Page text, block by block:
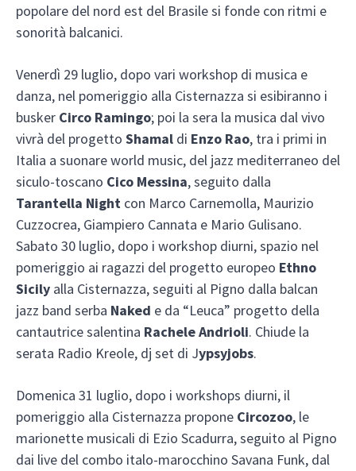
popolare del nord est del Brasile si fonde con ritmi e
sonorità balcanici.
Venerdì 29 luglio, dopo vari workshop di musica e
danza, nel pomeriggio alla Cisternazza si esibiranno i
busker Circo Ramingo; poi la sera la musica dal vivo
vivrà del progetto Shamal di Enzo Rao, tra i primi in
Italia a suonare world music, del jazz mediterraneo del
siculo-toscano Cico Messina, seguito dalla
Tarantella Night con Marco Carnemolla, Maurizio
Cuzzocrea, Giampiero Cannata e Mario Gulisano.
Sabato 30 luglio, dopo i workshop diurni, spazio nel
pomeriggio ai ragazzi del progetto europeo Ethno
Sicily alla Cisternazza, seguiti al Pigno dalla balcan
jazz band serba Naked e da “Leuca” progetto della
cantautrice salentina Rachele Andrioli. Chiude la
serata Radio Kreole, dj set di Jypsyjobs.
Domenica 31 luglio, dopo i workshops diurni, il
pomeriggio alla Cisternazza propone Circozoo, le
marionette musicali di Ezio Scadurra, seguito al Pigno
dai live del combo italo-marocchino Savana Funk, dal